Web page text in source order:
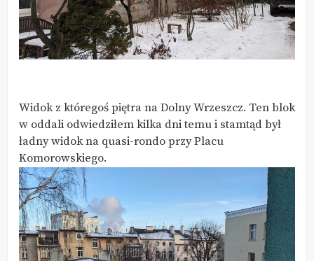
Widok z któregoś piętra na Dolny Wrzeszcz. Ten blok
w oddali odwiedziłem kilka dni temu i stamtąd był
ładny widok na quasi-rondo przy Placu
Komorowskiego.